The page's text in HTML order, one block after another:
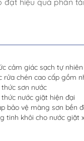
đạt hiệu quả phân
cảm giác sạch tự
rửa chén cao cấp gồm
sơn nước
nước giặt hiện đại
bảo vệ màng sơn bền
tinh khôi cho nước giặt